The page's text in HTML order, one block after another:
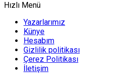
Hızlı Menü
Yazarlarımız
Künye
Hesabım
Gizlilik politikası
Çerez Politikası
İletişim